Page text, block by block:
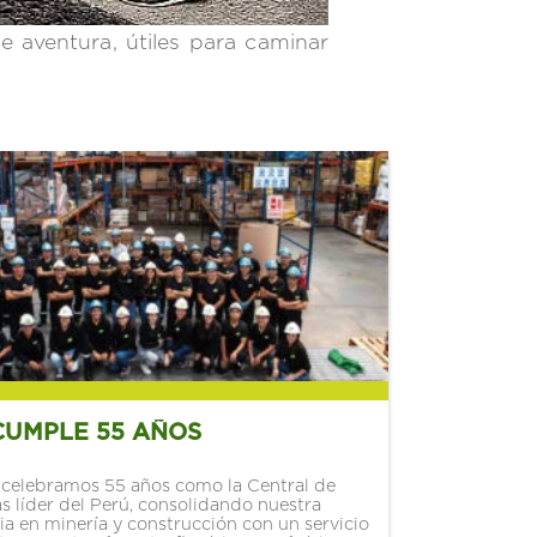
aventura, útiles para caminar
55 AÑOS
celebramos 55 años como la Central de
líder del Perú, consolidando nuestra
en minería y construcción con un servicio